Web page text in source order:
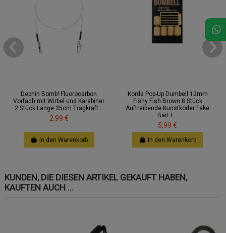
Dephin Bomb! Fluorocarbon
Vorfach mit Wirbel und Karabiner
2 Stück Länge 35cm Tragkraft...
2,99 €
In den Warenkorb
Korda Pop-Up Dumbell 12mm
Fishy Fish Brown 8 Stück
Auftreibende Kunstköder Fake
Bait +...
5,99 €
In den Warenkorb
KUNDEN, DIE DIESEN ARTIKEL GEKAUFT HABEN,
KAUFTEN AUCH ...